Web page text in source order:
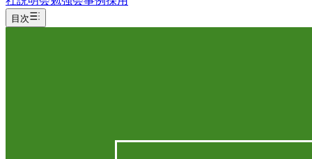
目次